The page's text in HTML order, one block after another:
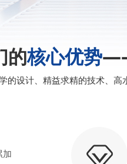
的核心优势
的设计、精益求精的技术、
加